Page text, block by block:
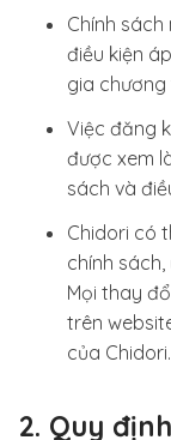
Chính
điều kiện
gia chương
Việc đăng
được xem
sách và
Chidori có
chính
Mọi thay
trên
của Chidori.
2. Quy